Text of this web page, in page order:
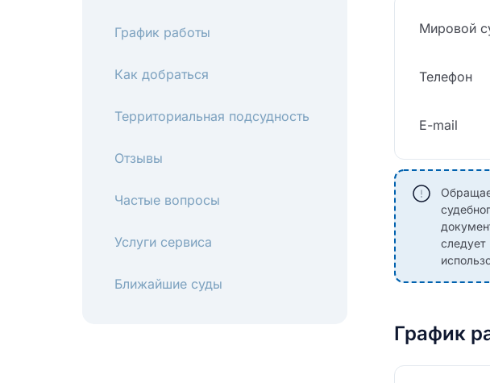
График работы
Как добраться
Территориальная подсудность
Отзывы
Частые вопросы
Услуги сервиса
Ближайшие суды
Мировой
Телефон
E-mail
следует
График